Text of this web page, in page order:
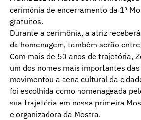
cerimônia de encerramento da 1ª
gratuitos.
Durante a cerimônia, a atriz
da homenagem, também serão
Com mais de 50 anos de trajetória,
um dos nomes mais importantes
movimentou a cena cultural da
foi escolhida como homenageada
sua trajetória em nossa primeira
e organizadora da Mostra.